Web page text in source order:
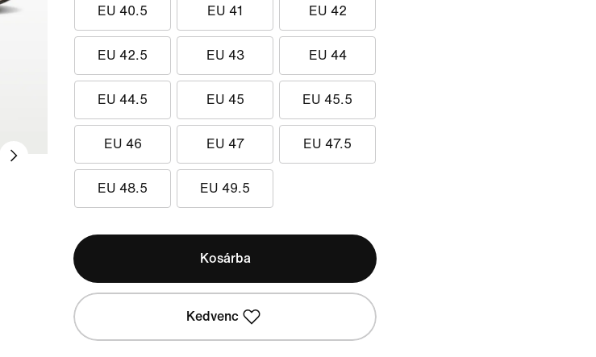
EU 40.5 EU 41 EU 42
EU 42.5 EU 43 EU 44
EU 44.5 EU 45 EU 45.5
EU 46 EU 47 EU 47.5
EU 48.5 EU 49.5
Kosárba
Kedvenc